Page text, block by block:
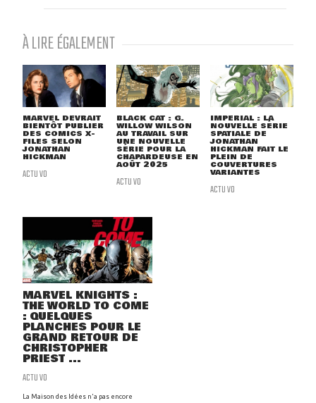
À LIRE ÉGALEMENT
MARVEL DEVRAIT
BIENTÔT PUBLIER
DES COMICS X-
FILES SELON
JONATHAN
HICKMAN
ACTU VO
BLACK CAT : G.
WILLOW WILSON
AU TRAVAIL SUR
UNE NOUVELLE
SÉRIE POUR LA
CHAPARDEUSE EN
AOÛT 2025
ACTU VO
IMPERIAL : LA
NOUVELLE SÉRIE
SPATIALE DE
JONATHAN
HICKMAN FAIT LE
PLEIN DE
COUVERTURES
VARIANTES
ACTU VO
MARVEL KNIGHTS :
THE WORLD TO COME
: QUELQUES
PLANCHES POUR LE
GRAND RETOUR DE
CHRISTOPHER
PRIEST ...
ACTU VO
La Maison des Idées n'a pas encore